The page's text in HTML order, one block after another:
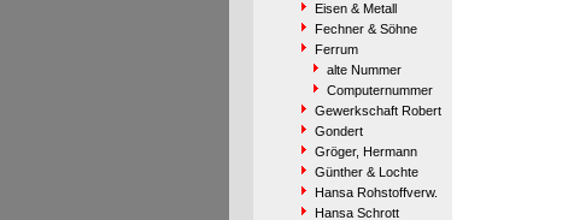
Eisen & Metall
Fechner & Söhne
Ferrum
alte Nummer
Computernummer
Gewerkschaft Robert
Gondert
Gröger, Hermann
Günther & Lochte
Hansa Rohstoffverw.
Hansa Schrott